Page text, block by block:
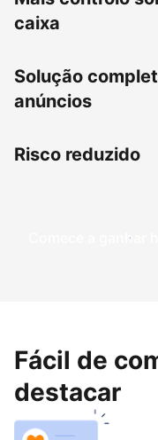
caixa
Solução
anúncios
Risco reduzido
Comece a ganhar
Fácil de
destacar